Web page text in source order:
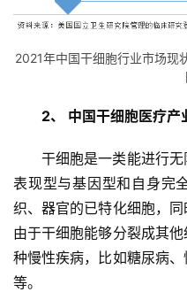
2021年中国干细胞行业市场现
2、 中国干细胞医疗产
干细胞是一类能进行
表现型与基因型和自身完
织、器官的已特化细胞，同
由于干细胞能够分裂成其
种慢性疾病，比如糖尿病
等。